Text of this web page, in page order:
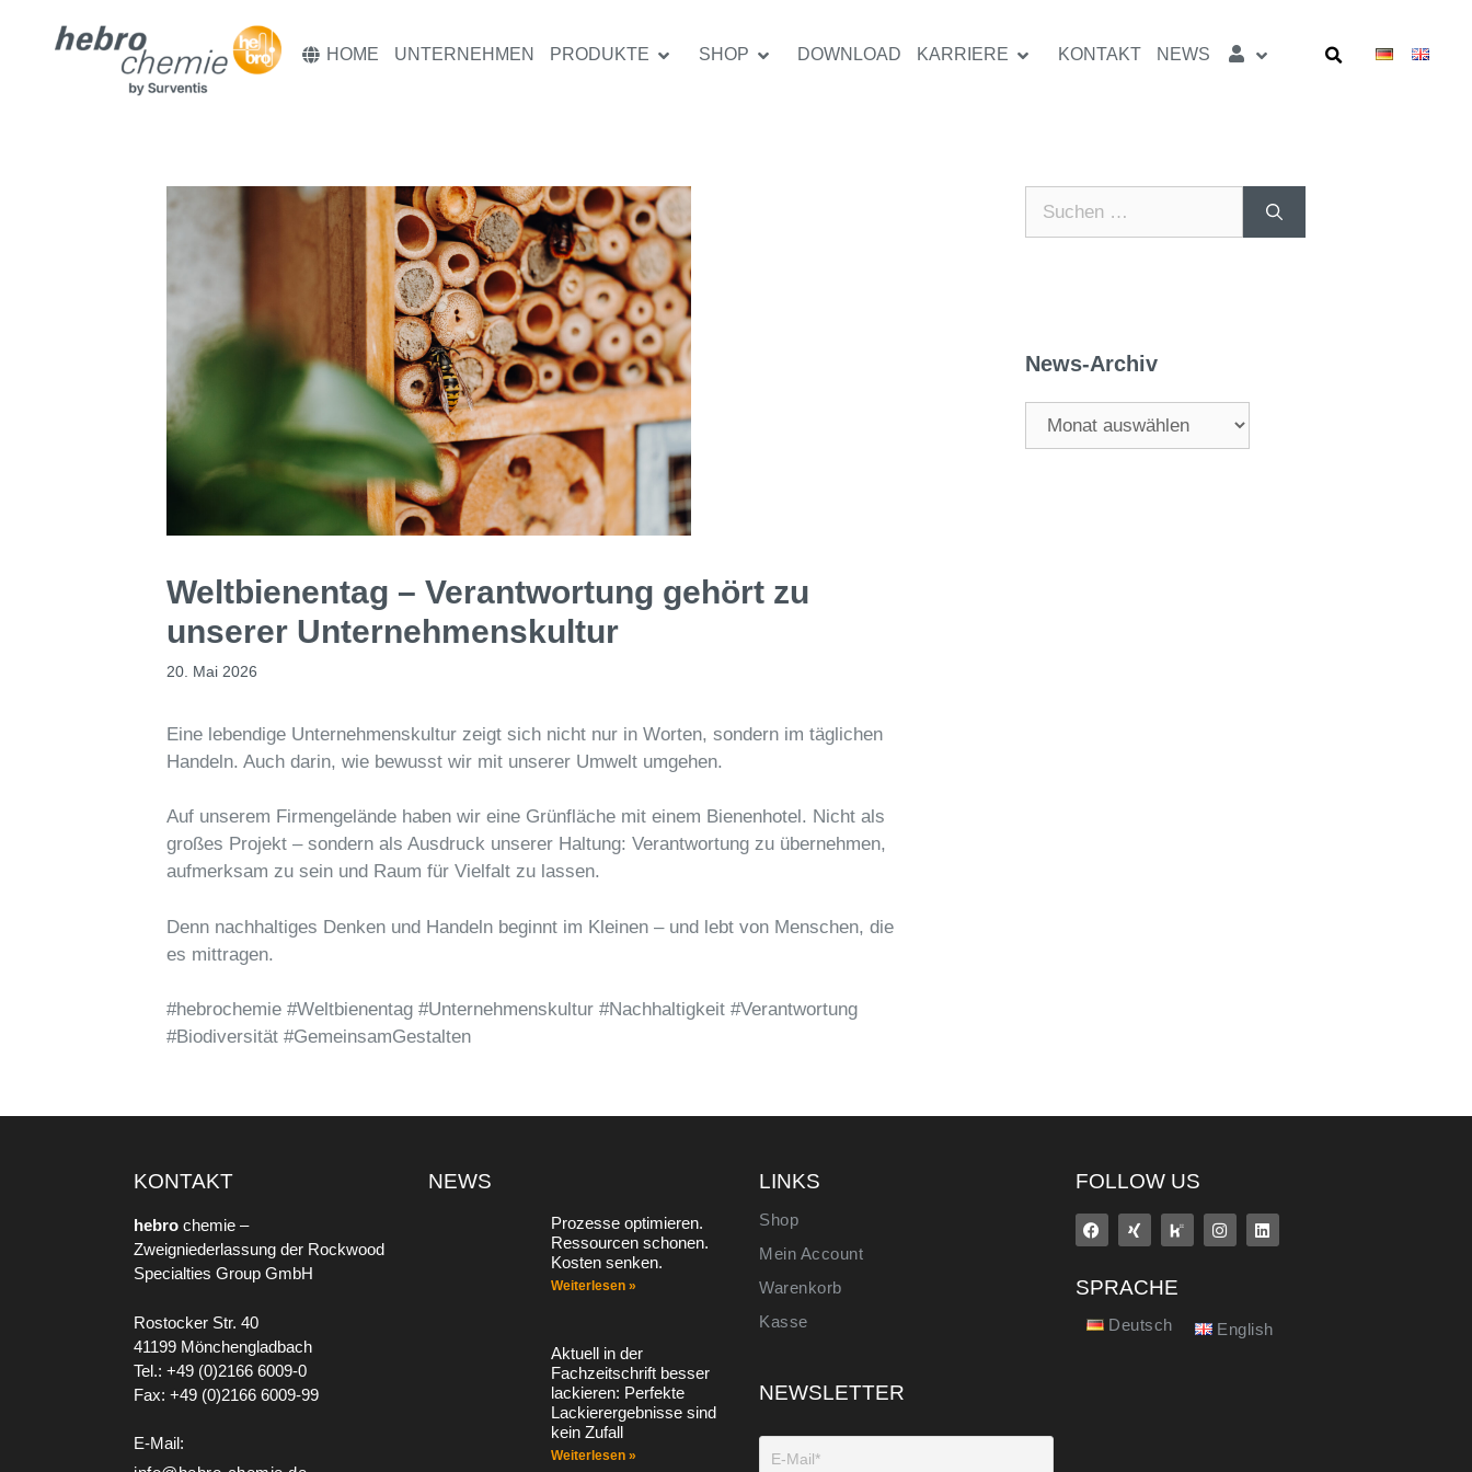
HOME UNTERNEHMEN PRODUKTE SHOP DOWNLOAD KARRIERE KONTAKT NEWS
Weltbienentag – Verantwortung gehört zu
unserer Unternehmenskultur
20. Mai 2026
Eine lebendige Unternehmenskultur zeigt sich nicht nur in Worten, sondern im täglichen
Handeln. Auch darin, wie bewusst wir mit unserer Umwelt umgehen.
Auf unserem Firmengelände haben wir eine Grünfläche mit einem Bienenhotel. Nicht als
großes Projekt – sondern als Ausdruck unserer Haltung: Verantwortung zu übernehmen,
aufmerksam zu sein und Raum für Vielfalt zu lassen.
Denn nachhaltiges Denken und Handeln beginnt im Kleinen – und lebt von Menschen, die
es mittragen.
#hebrochemie #Weltbienentag #Unternehmenskultur #Nachhaltigkeit #Verantwortung
#Biodiversität #GemeinsamGestalten
News-Archiv
KONTAKT
hebro chemie –
Zweigniederlassung der Rockwood
Specialties Group GmbH
Rostocker Str. 40
41199 Mönchengladbach
Tel.: +49 (0)2166 6009-0
Fax: +49 (0)2166 6009-99
E-Mail:
NEWS
Prozesse optimieren.
Ressourcen schonen.
Kosten senken.
Weiterlesen »
Aktuell in der
Fachzeitschrift besser
lackieren: Perfekte
Lackierergebnisse sind
kein Zufall
Weiterlesen »
LINKS
Shop
Mein Account
Warenkorb
Kasse
NEWSLETTER
FOLLOW US
SPRACHE
Deutsch English